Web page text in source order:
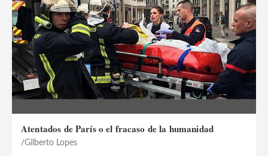
Atentados de París o el fracaso de la humanidad
Gilberto Lopes